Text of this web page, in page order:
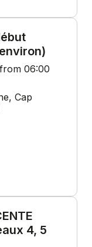
06:00
Cap
4, 5